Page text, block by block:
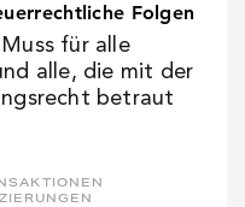
Folgen
für alle
alle, die mit der
betraut